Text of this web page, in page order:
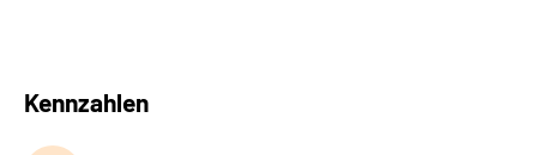
Kennzahlen